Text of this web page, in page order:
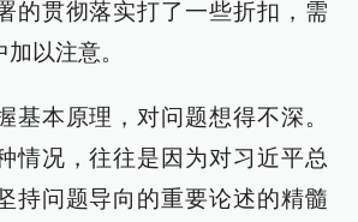
的贯彻落实打了一些折扣，需
以注意。
基本原理，对问题想得不深。
情况，往往是因为对习近平总
持问题导向的重要论述的精髓